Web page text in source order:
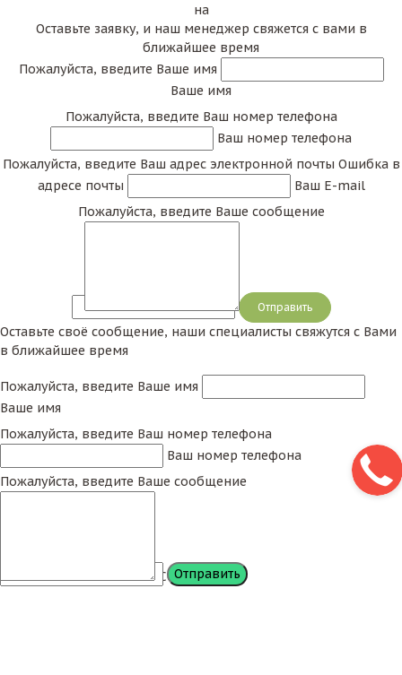
на
Оставьте заявку, и наш менеджер свяжется с вами в
ближайшее время
Пожалуйста, введите Ваше имя
Ваше имя
Пожалуйста, введите Ваш номер телефона
Ваш номер телефона
Пожалуйста, введите Ваш адрес электронной почты Ошибка в
адресе почты
Ваш E-mail
Пожалуйста, введите Ваше сообщение
Сообщение
Оставьте своё сообщение, наши специалисты свяжутся с Вами
в ближайшее время
Пожалуйста, введите Ваше имя
Ваше имя
Пожалуйста, введите Ваш номер телефона
Ваш номер телефона
Пожалуйста, введите Ваше сообщение
Сообщение